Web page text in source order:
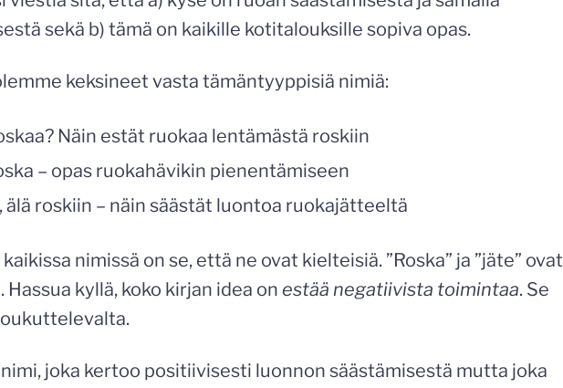
sekä b) tämä on kaikille kotitalouksille sopiva opas.
keksineet vasta tämäntyyppisiä nimiä:
Näin estät ruokaa lentämästä roskiin
– opas ruokahävikin pienentämiseen
älä roskiin – näin säästät luontoa ruokajätteeltä
nimissä on se, että ne ovat kielteisiä. ”Roska” ja ”jäte” ovat
kyllä, koko kirjan idea on estää negatiivista toimintaa. Se
joka kertoo positiivisesti luonnon säästämisestä mutta joka